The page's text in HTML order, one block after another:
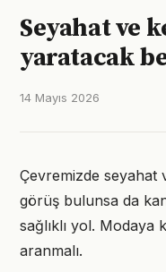
Seyahat ve
yaratacak
14 Mayıs 2026
Çevremizde seyahat
görüş bulunsa da
sağlıklı yol. Modaya
aranmalı.